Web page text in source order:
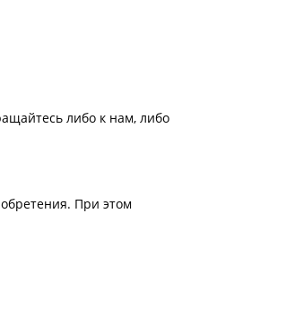
либо к нам, либо
При этом